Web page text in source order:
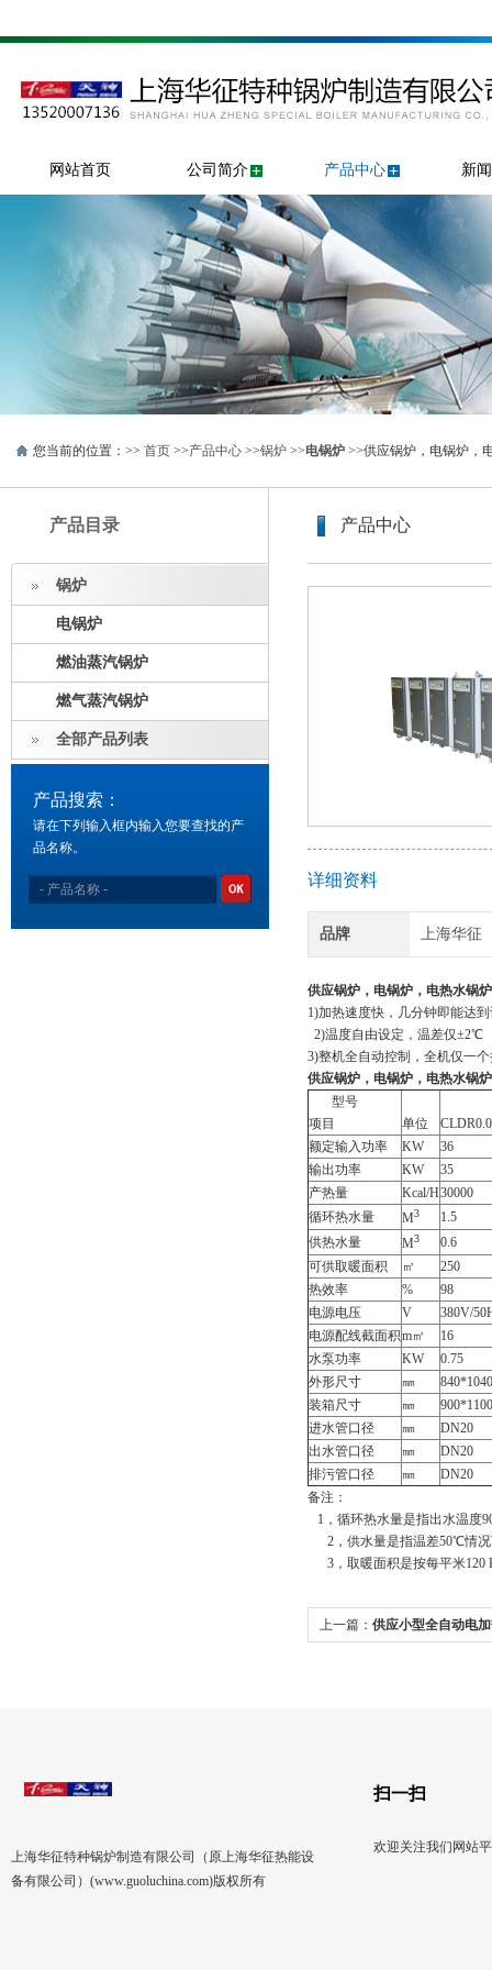
网站首页 公司简介 产品中心 新
您当前的位置：>> 首页 >>产品中心 >>锅炉 >>电锅炉 >>供应锅炉，电锅炉，
产品目录
锅炉
电锅炉
燃油蒸汽锅炉
燃气蒸汽锅炉
全部产品列表
产品搜索：
请在下列输入框内输入您要查找的产
品名称。
产品中心
详细资料
品牌 上海华征
供应锅炉，电锅炉，电热水锅炉
1)加热速度快，几分钟即能达
2)温度自由设定，温差仅±2℃
3)整机全自动控制，全机仅一
供应锅炉，电锅炉，电热水锅炉
型号
项目
单位
额定输入功率
KW
36
输出功率
KW
35
产热量
Kcal/H30000
循环热水量
M3
1.5
供热水量
M3
0.6
可供取暖面积
㎡
250
热效率
%
98
电源电压
V
380V/
电源配线截面积m㎡
16
水泵功率
KW
0.75
外形尺寸
㎜
装箱尺寸
㎜
进水管口径
㎜
DN20
出水管口径
㎜
DN20
排污管口径
㎜
DN20
备注：
1，循环热水量是指出水温度
2，供水量是指温差50℃情况
3，取暖面积是按每平米120
上一篇： 供应小型全自动电
上海华征特种锅炉制造有限公司（原上海华征热能设
备有限公司）(www.guoluchina.com)版权所有
扫一扫
欢迎关注我们网站